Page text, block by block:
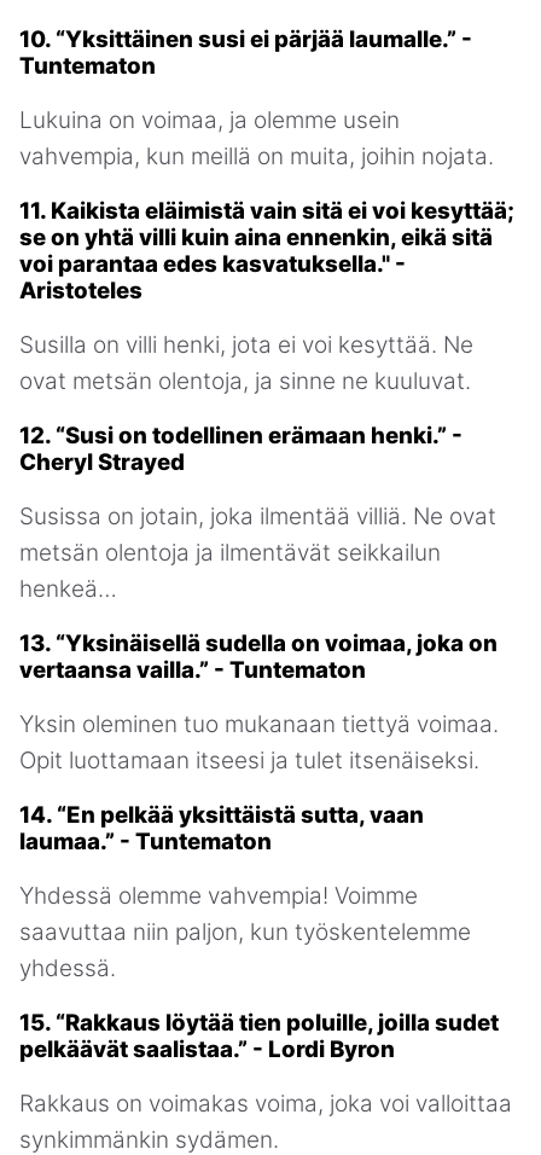
10. “Yksittäinen susi ei pärjää laumalle.” -
Tuntematon
Lukuina on voimaa, ja olemme usein
vahvempia, kun meillä on muita, joihin nojata.
11. Kaikista eläimistä vain sitä ei voi kesyttää;
se on yhtä villi kuin aina ennenkin, eikä sitä
voi parantaa edes kasvatuksella." -
Aristoteles
Susilla on villi henki, jota ei voi kesyttää. Ne
ovat metsän olentoja, ja sinne ne kuuluvat.
12. “Susi on todellinen erämaan henki.” -
Cheryl Strayed
Susissa on jotain, joka ilmentää villiä. Ne ovat
metsän olentoja ja ilmentävät seikkailun
henkeä…
13. “Yksinäisellä sudella on voimaa, joka on
vertaansa vailla.” - Tuntematon
Yksin oleminen tuo mukanaan tiettyä voimaa.
Opit luottamaan itseesi ja tulet itsenäiseksi.
14. “En pelkää yksittäistä sutta, vaan
laumaa.” - Tuntematon
Yhdessä olemme vahvempia! Voimme
saavuttaa niin paljon, kun työskentelemme
yhdessä.
15. “Rakkaus löytää tien poluille, joilla sudet
pelkäävät saalistaa.” - Lordi Byron
Rakkaus on voimakas voima, joka voi valloittaa
synkimmänkin sydämen.